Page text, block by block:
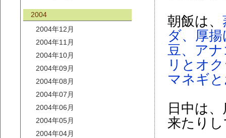
2004
2004年12月
2004年11月
2004年10月
2004年09月
2004年08月
2004年07月
2004年06月
2004年05月
2004年04月
朝飯は、
ダ、厚
豆、ア
リとオ
マネギ
日中は
来たり